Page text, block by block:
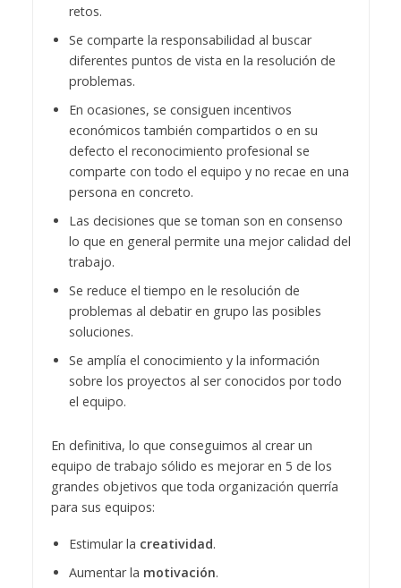
retos.
Se comparte la responsabilidad al buscar
diferentes puntos de vista en la resolución de
problemas.
En ocasiones, se consiguen incentivos
económicos también compartidos o en su
defecto el reconocimiento profesional se
comparte con todo el equipo y no recae en una
persona en concreto.
Las decisiones que se toman son en consenso
lo que en general permite una mejor calidad del
trabajo.
Se reduce el tiempo en le resolución de
problemas al debatir en grupo las posibles
soluciones.
Se amplía el conocimiento y la información
sobre los proyectos al ser conocidos por todo
el equipo.
En definitiva, lo que conseguimos al crear un
equipo de trabajo sólido es mejorar en 5 de los
grandes objetivos que toda organización querría
para sus equipos:
Estimular la creatividad.
Aumentar la motivación.